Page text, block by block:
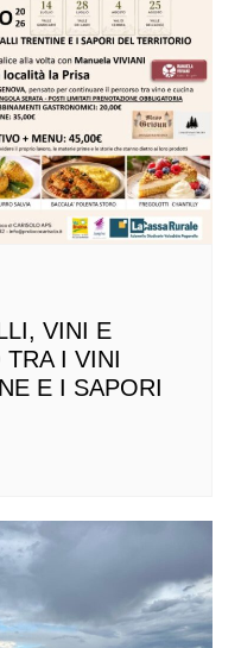
VINI E
I VINI
E I SAPORI